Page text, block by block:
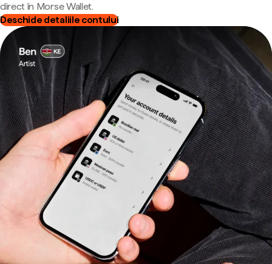
direct în Morse Wallet.
Deschide detaliile contului